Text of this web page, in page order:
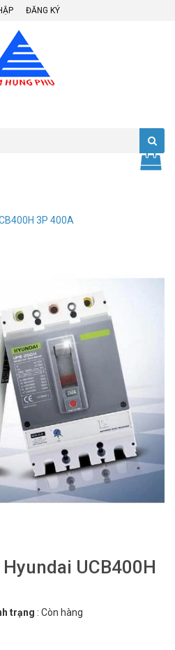
ĐĂNG KÝ
3P 400A
UCB400H
trạng : Còn hàng